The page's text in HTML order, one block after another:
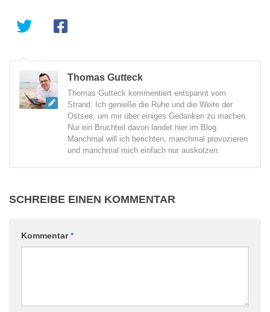
Thomas Gutteck
Thomas Gutteck kommentiert entspannt vom
Strand. Ich genieße die Ruhe und die Weite der
Ostsee, um mir über einiges Gedanken zu machen.
Nur ein Bruchteil davon landet hier im Blog.
Manchmal will ich berichten, manchmal provozieren
und manchmal mich einfach nur auskotzen.
SCHREIBE EINEN KOMMENTAR
Kommentar*